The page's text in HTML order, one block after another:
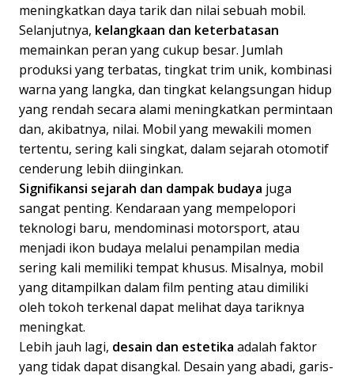
meningkatkan daya tarik dan nilai sebuah mobil.
Selanjutnya, kelangkaan dan keterbatasan
memainkan peran yang cukup besar. Jumlah
produksi yang terbatas, tingkat trim unik, kombinasi
warna yang langka, dan tingkat kelangsungan hidup
yang rendah secara alami meningkatkan permintaan
dan, akibatnya, nilai. Mobil yang mewakili momen
tertentu, sering kali singkat, dalam sejarah otomotif
cenderung lebih diinginkan.
Signifikansi sejarah dan dampak budaya juga
sangat penting. Kendaraan yang mempelopori
teknologi baru, mendominasi motorsport, atau
menjadi ikon budaya melalui penampilan media
sering kali memiliki tempat khusus. Misalnya, mobil
yang ditampilkan dalam film penting atau dimiliki
oleh tokoh terkenal dapat melihat daya tariknya
meningkat.
Lebih jauh lagi, desain dan estetika adalah faktor
yang tidak dapat disangkal. Desain yang abadi, garis-